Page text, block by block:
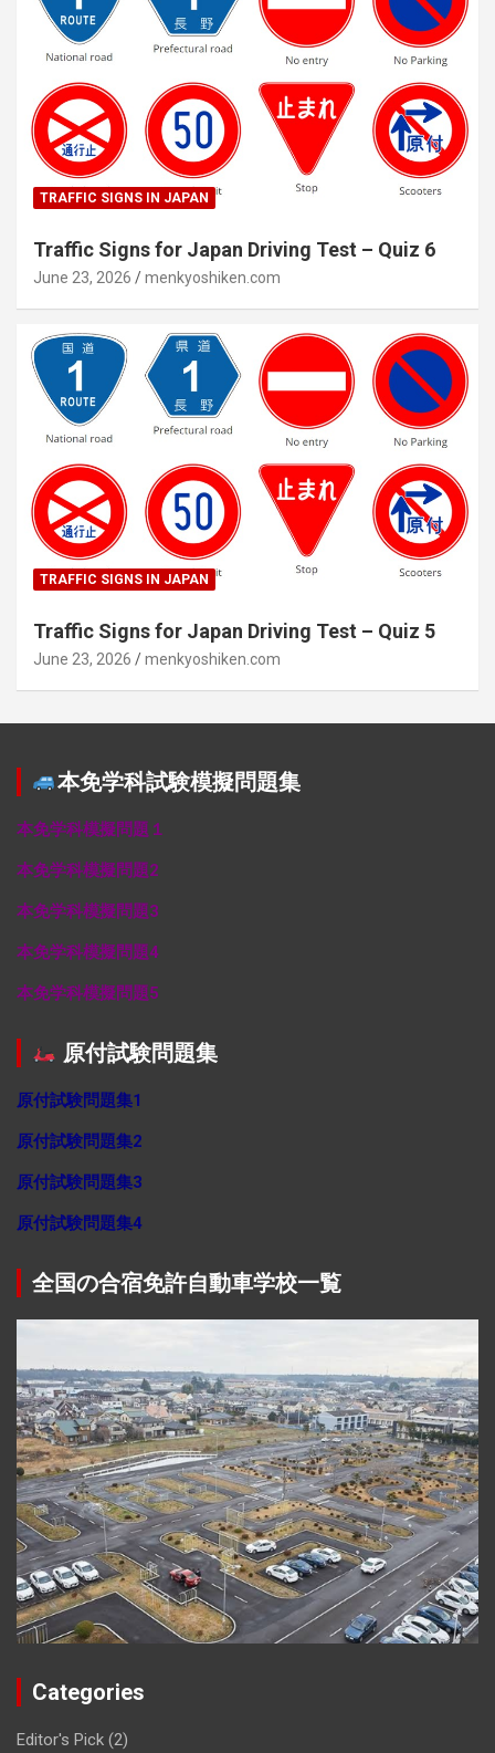
TRAFFIC SIGNS IN JAPAN
Traffic Signs for Japan Driving Test – Quiz 6
June 23, 2026 menkyoshiken.com
TRAFFIC SIGNS IN JAPAN
Traffic Signs for Japan Driving Test – Quiz 5
June 23, 2026 menkyoshiken.com
本免学科試験模擬問題集
本免学科模擬問題１
本免学科模擬問題2
本免学科模擬問題3
本免学科模擬問題4
本免学科模擬問題5
原付試験問題集
原付試験問題集1
原付試験問題集2
原付試験問題集3
原付試験問題集4
全国の合宿免許自動車学校一覧
Categories
Editor's Pick (2)